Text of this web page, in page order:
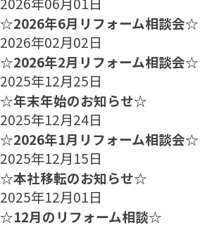
☆2026年6月リフォーム相談会☆
2026年02月02日
☆2026年2月リフォーム相談会☆
2025年12月25日
☆年末年始のお知らせ☆
2025年12月24日
☆2026年1月リフォーム相談会☆
2025年12月15日
☆本社移転のお知らせ☆
2025年12月01日
☆12月のリフォーム相談☆